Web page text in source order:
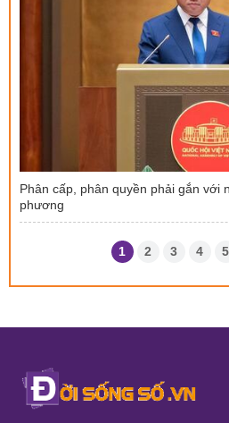
Phân cấp, phân quyền phải gắn với
phương
1 2 3 4 5